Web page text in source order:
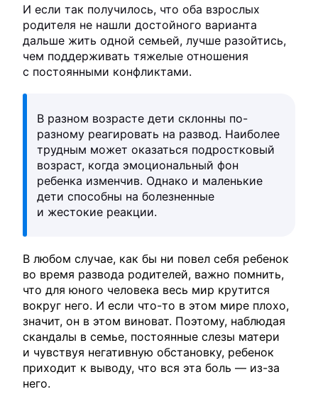
И если так получилось, что оба взрослых
родителя не нашли достойного варианта
дальше жить одной семьей, лучше разойтись,
чем поддерживать тяжелые отношения
с постоянными конфликтами.
В разном возрасте дети склонны по-
разному реагировать на развод. Наиболее
трудным может оказаться подростковый
возраст, когда эмоциональный фон
ребенка изменчив. Однако и маленькие
дети способны на болезненные
и жестокие реакции.
В любом случае, как бы ни повел себя ребенок
во время развода родителей, важно помнить,
что для юного человека весь мир крутится
вокруг него. И если что-то в этом мире плохо,
значит, он в этом виноват. Поэтому, наблюдая
скандалы в семье, постоянные слезы матери
и чувствуя негативную обстановку, ребенок
приходит к выводу, что вся эта боль — из-за
него.